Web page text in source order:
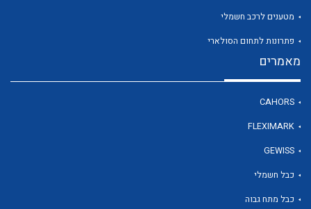
לכל מוצרי היצרן
מטענים לרכב חשמלי
פתרונות לתחום הסולארי
מאמרים
CAHORS
FLEXIMARK
GEWISS
כבל חשמלי
כבל מתח גבוה